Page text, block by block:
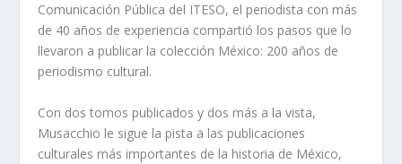
Comunicación Pública del ITESO, el periodista con más
de 40 años de experiencia compartió los pasos que lo
llevaron a publicar la colección México: 200 años de
periodismo cultural.
Con dos tomos publicados y dos más a la vista,
Musacchio le sigue la pista a las publicaciones
culturales más importantes de la historia de México,